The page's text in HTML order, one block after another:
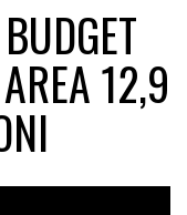
12,9